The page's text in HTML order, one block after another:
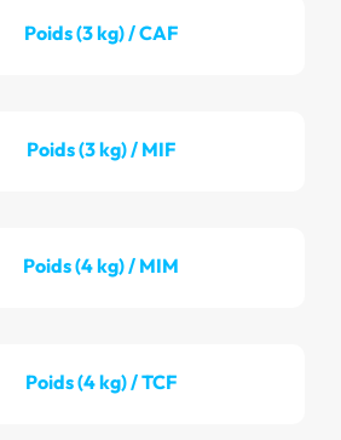
Poids (3 kg) / CAF
Poids (3 kg) / MIF
Poids (4 kg) / MIM
Poids (4 kg) / TCF